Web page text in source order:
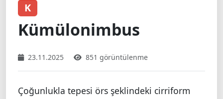
K
Kümülonimbus
23.11.2025 851 görüntülenme
Çoğunlukla tepesi örs şeklindeki cirriform